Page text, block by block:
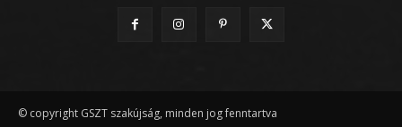
© copyright GSZT szakújság, minden jog fenntartva